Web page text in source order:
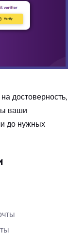
достоверность,
ваши
до нужных